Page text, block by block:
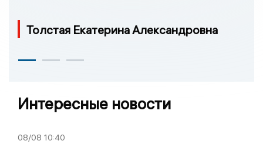
Толстая Екатерина Александровна
Интересные новости
08/08 10:40